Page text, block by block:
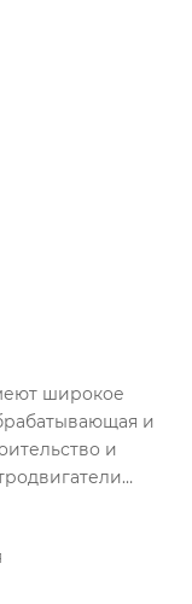
широкое
и
и
затворах и